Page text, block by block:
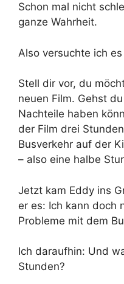
Schon mal nicht
ganze Wahrheit.
Also versuchte ich
Stell dir vor, du
neuen Film. Gehst
Nachteile haben
der Film drei
Busverkehr auf der
– also eine halbe
Jetzt kam Eddy ins
er es: Ich kann doch
Probleme mit dem
Ich daraufhin: Und
Stunden?